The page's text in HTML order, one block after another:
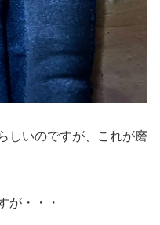
しいのですが、これが磨
が・・・